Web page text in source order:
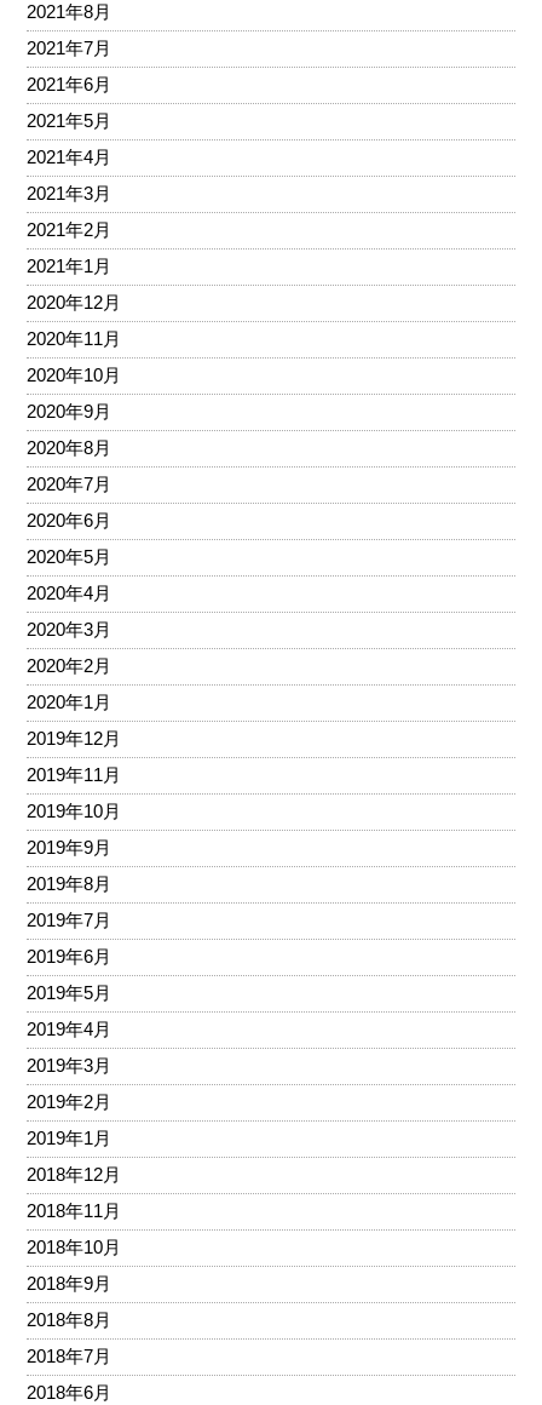
2021年8月
2021年7月
2021年6月
2021年5月
2021年4月
2021年3月
2021年2月
2021年1月
2020年12月
2020年11月
2020年10月
2020年9月
2020年8月
2020年7月
2020年6月
2020年5月
2020年4月
2020年3月
2020年2月
2020年1月
2019年12月
2019年11月
2019年10月
2019年9月
2019年8月
2019年7月
2019年6月
2019年5月
2019年4月
2019年3月
2019年2月
2019年1月
2018年12月
2018年11月
2018年10月
2018年9月
2018年8月
2018年7月
2018年6月